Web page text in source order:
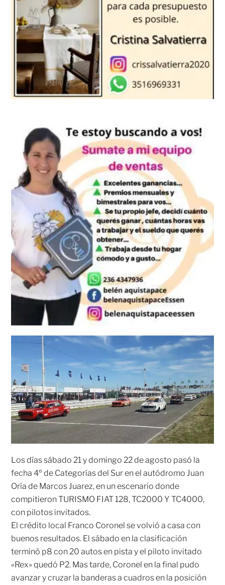
Los días sábado 21 y domingo 22 de agosto pasó la
fecha 4º de Categorías del Sur en el autódromo Juan
Oría de Marcos Juarez, en un escenario donde
compitieron TURISMO FIAT 128, TC2000 Y TC4000,
con pilotos invitados.
El crédito local Franco Coronel se volvió a casa con
buenos resultados. El sábado en la clasificación
terminó p8 con 20 autos en pista y el piloto invitado
«Rex» quedó P2. Mas tarde, Coronel en la final pudo
avanzar y cruzar la banderas a cuadros en la posición